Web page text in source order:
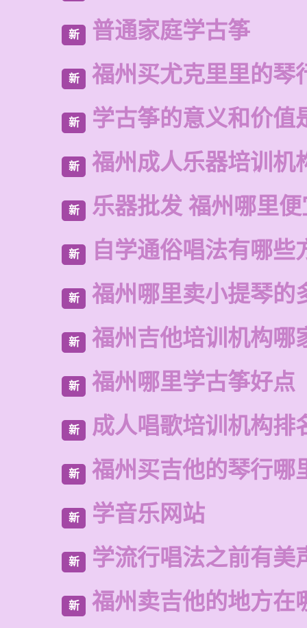
新 普通家庭学古筝
新 福州买尤克里里的琴
新 学古筝的意义和价值
新 福州成人乐器培训机
新 乐器批发 福州哪里
新 自学通俗唱法有哪些
新 福州哪里卖小提琴的
新 福州吉他培训机构哪
新 福州哪里学古筝好点
新 成人唱歌培训机构排
新 福州买吉他的琴行哪
新 学音乐网站
新 学流行唱法之前有美
新 福州卖吉他的地方在